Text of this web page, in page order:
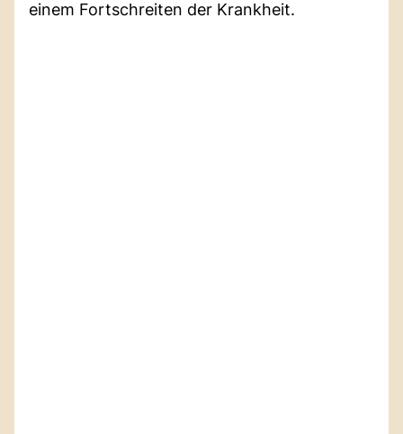
einem Fortschreiten der Krankheit.